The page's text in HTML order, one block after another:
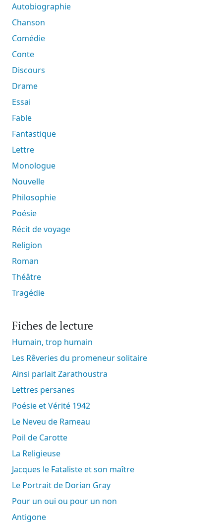
Autobiographie
Chanson
Comédie
Conte
Discours
Drame
Essai
Fable
Fantastique
Lettre
Monologue
Nouvelle
Philosophie
Poésie
Récit de voyage
Religion
Roman
Théâtre
Tragédie
Fiches de lecture
Humain, trop humain
Les Rêveries du promeneur solitaire
Ainsi parlait Zarathoustra
Lettres persanes
Poésie et Vérité 1942
Le Neveu de Rameau
Poil de Carotte
La Religieuse
Jacques le Fataliste et son maître
Le Portrait de Dorian Gray
Pour un oui ou pour un non
Antigone